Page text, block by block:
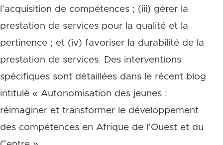
l’acquisition de compétences ; (iii) gérer la
prestation de services pour la qualité et la
pertinence ; et (iv) favoriser la durabilité de la
prestation de services. Des interventions
spécifiques sont détaillées dans le récent blog
intitulé « Autonomisation des jeunes :
réimaginer et transformer le développement
des compétences en Afrique de l’Ouest et du